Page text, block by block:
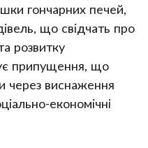
гончарних печей,
що свідчать про
розвитку
припущення, що
через виснаження
економічні